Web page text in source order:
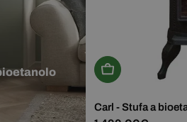
Aggiungi Al
Carl - Stufa a